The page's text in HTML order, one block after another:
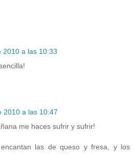
2010 a las 10:33
2010 a las 10:47
me haces sufrir y sufrir!
las de queso y fresa, y los